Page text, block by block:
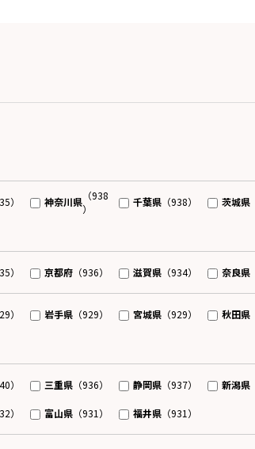
） 神奈川県 （938
）
千葉県（938） 茨城県
） 京都府（936） 滋賀県（934） 奈良県
） 岩手県（929） 宮城県（929） 秋田県
） 三重県（936） 静岡県（937） 新潟県
） 富山県（931） 福井県（931）